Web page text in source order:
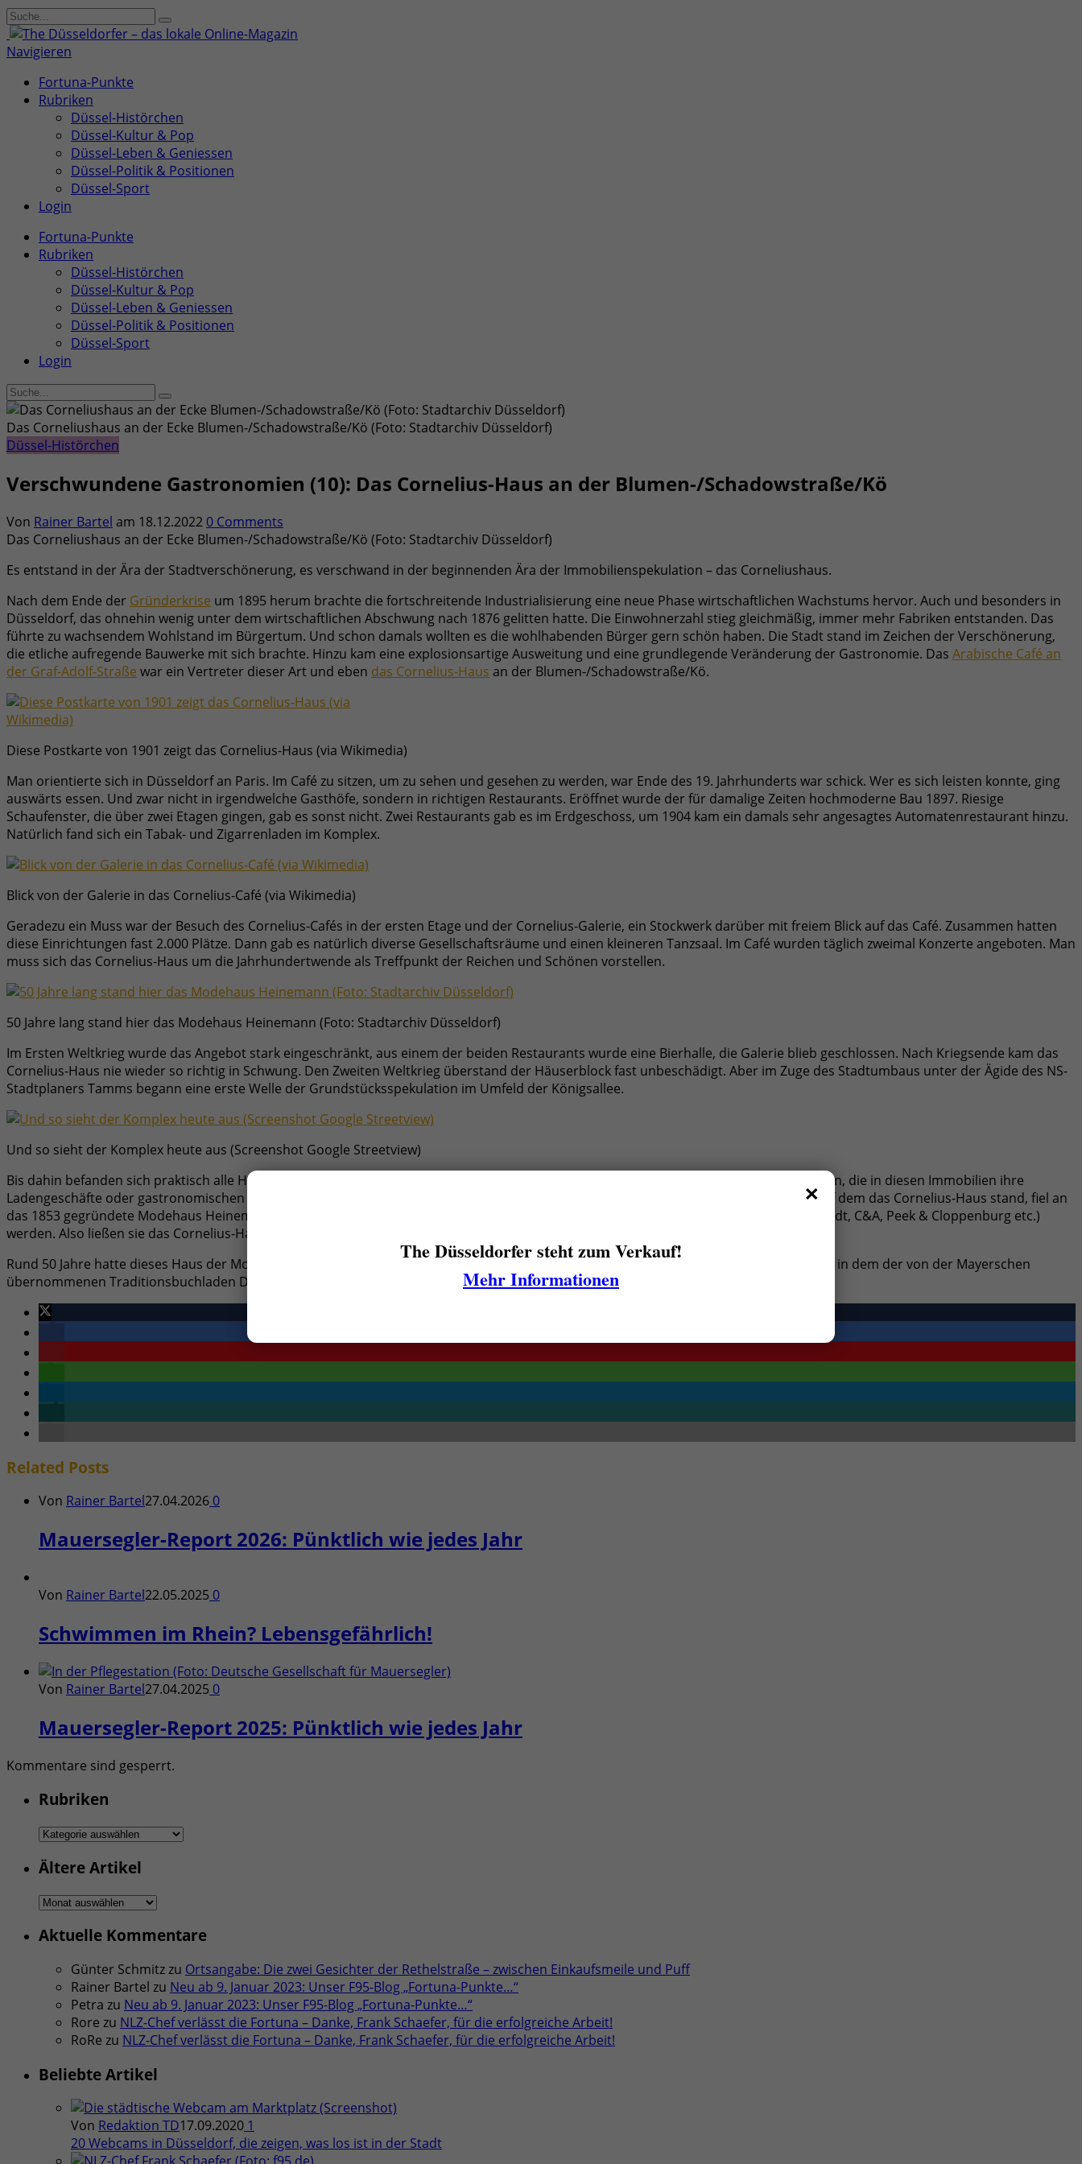
Navigieren
Fortuna-Punkte
Rubriken
Düssel-Histörchen
Düssel-Kultur & Pop
Düssel-Leben & Geniessen
Düssel-Politik & Positionen
Düssel-Sport
Login
Fortuna-Punkte
Rubriken
Düssel-Histörchen
Düssel-Kultur & Pop
Düssel-Leben & Geniessen
Düssel-Politik & Positionen
Düssel-Sport
Login
Das Corneliushaus an der Ecke Blumen-/Schadowstraße/Kö (Foto: Stadtarchiv Düsseldorf)
Düssel-Histörchen
Verschwundene Gastronomien (10): Das Cornelius-Haus an der Blumen-/Schadowstraße/Kö
Von Rainer Bartel am 18.12.2022 0 Comments
Das Corneliushaus an der Ecke Blumen-/Schadowstraße/Kö (Foto: Stadtarchiv Düsseldorf)
Es entstand in der Ära der Stadtverschönerung, es verschwand in der beginnenden Ära der Immobilienspekulation – das Corneliushaus.
Nach dem Ende der Gründerkrise um 1895 herum brachte die fortschreitende Industrialisierung eine neue Phase wirtschaftlichen Wachstums hervor. Auch und besonders in
Düsseldorf, das ohnehin wenig unter dem wirtschaftlichen Abschwung nach 1876 gelitten hatte. Die Einwohnerzahl stieg gleichmäßig, immer mehr Fabriken entstanden. Das
führte zu wachsendem Wohlstand im Bürgertum. Und schon damals wollten es die wohlhabenden Bürger gern schön haben. Die Stadt stand im Zeichen der Verschönerung,
die etliche aufregende Bauwerke mit sich brachte. Hinzu kam eine explosionsartige Ausweitung und eine grundlegende Veränderung der Gastronomie. Das Arabische Café an
der Graf-Adolf-Straße war ein Vertreter dieser Art und eben das Cornelius-Haus an der Blumen-/Schadowstraße/Kö.
Diese Postkarte von 1901 zeigt das Cornelius-Haus (via Wikimedia)
Man orientierte sich in Düsseldorf an Paris. Im Café zu sitzen, um zu sehen und gesehen zu werden, war Ende des 19. Jahrhunderts war schick. Wer es sich leisten konnte, ging
auswärts essen. Und zwar nicht in irgendwelche Gasthöfe, sondern in richtigen Restaurants. Eröffnet wurde der für damalige Zeiten hochmoderne Bau 1897. Riesige
Schaufenster, die über zwei Etagen gingen, gab es sonst nicht. Zwei Restaurants gab es im Erdgeschoss, um 1904 kam ein damals sehr angesagtes Automatenrestaurant hinzu.
Natürlich fand sich ein Tabak- und Zigarrenladen im Komplex.
Blick von der Galerie in das Cornelius-Café (via Wikimedia)
Geradezu ein Muss war der Besuch des Cornelius-Cafés in der ersten Etage und der Cornelius-Galerie, ein Stockwerk darüber mit freiem Blick auf das Café. Zusammen hatten
diese Einrichtungen fast 2.000 Plätze. Dann gab es natürlich diverse Gesellschaftsräume und einen kleineren Tanzsaal. Im Café wurden täglich zweimal Konzerte angeboten. Man
muss sich das Cornelius-Haus um die Jahrhundertwende als Treffpunkt der Reichen und Schönen vorstellen.
50 Jahre lang stand hier das Modehaus Heinemann (Foto: Stadtarchiv Düsseldorf)
Im Ersten Weltkrieg wurde das Angebot stark eingeschränkt, aus einem der beiden Restaurants wurde eine Bierhalle, die Galerie blieb geschlossen. Nach Kriegsende kam das
Cornelius-Haus nie wieder so richtig in Schwung. Den Zweiten Weltkrieg überstand der Häuserblock fast unbeschädigt. Aber im Zuge des Stadtumbaus unter der Ägide des NS-
Stadtplaners Tamms begann eine erste Welle der Grundstücksspekulation im Umfeld der Königsallee.
Und so sieht der Komplex heute aus (Screenshot Google Streetview)
Bis dahin befanden sich praktisch alle Häuser der Geschäftsseite (Ostseite) in Familienbesitz, vorwiegend gehörten sie den Unternehmern, die in diesen Immobilien ihre
Ladengeschäfte oder gastronomischen Einrichtungen betrieben. In den Fünfzigerjahren kamen die ersten Verkäufe. Das Grundstück, auf dem das Cornelius-Haus stand, fiel an
das 1853 gegründete Modehaus Heinemann. Dessen Inhaber wollten Teil der nun zur Einkaufsmeile gewordenen Schadowstraße (Karstadt, C&A, Peek & Cloppenburg etc.)
werden. Also ließen sie das Cornelius-Haus abreißen und einen Neubau errichten.
Rund 50 Jahre hatte dieses Haus der Mode für Besserverdiener Bestand. 2007 wurde es ersetzt durch einen eher schmucklosen Neubau, in dem der von der Mayerschen
übernommenen Traditionsbuchladen Droste Hauptmieter ist.
Related Posts
Von Rainer Bartel27.04.2026 0
Mauersegler-Report 2026: Pünktlich wie jedes Jahr
Von Rainer Bartel22.05.2025 0
Schwimmen im Rhein? Lebensgefährlich!
Von Rainer Bartel27.04.2025 0
Mauersegler-Report 2025: Pünktlich wie jedes Jahr
Kommentare sind gesperrt.
Rubriken
Rubriken
Ältere Artikel
Ältere
Aktuelle Kommentare
Günter Schmitzzu Ortsangabe: Die zwei Gesichter der Rethelstraße – zwischen Einkaufsmeile und Puff
Rainer Bartel zu Neu ab 9. Januar 2023: Unser F95-Blog „Fortuna-Punkte…“
Petra zu Neu ab 9. Januar 2023: Unser F95-Blog „Fortuna-Punkte…“
Rore zu NLZ-Chef verlässt die Fortuna – Danke, Frank Schaefer, für die erfolgreiche Arbeit!
RoRe zu NLZ-Chef verlässt die Fortuna – Danke, Frank Schaefer, für die erfolgreiche Arbeit!
Beliebte Artikel
Von Redaktion TD17.09.2020 1
20 Webcams in Düsseldorf, die zeigen, was los ist in der Stadt
×
The Düsseldorfer steht zum Verkauf!
Mehr Informationen